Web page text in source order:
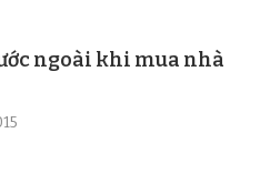
ngoài khi mua nhà